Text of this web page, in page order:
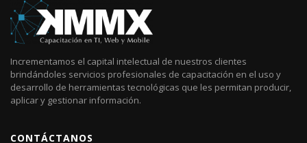
Incrementamos el capital intelectual de nuestros clientes
brindándoles servicios profesionales de capacitación en el uso y
desarrollo de herramientas tecnológicas que les permitan producir,
aplicar y gestionar información.
CONTÁCTANOS